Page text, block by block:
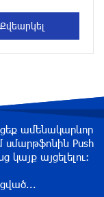
Թուրքիայում
և շորթում
3 ժամ առաջ
ից․ ի՞նչ
ամենակարևոր
սմարթֆոնին Push
կայք այցելելու։